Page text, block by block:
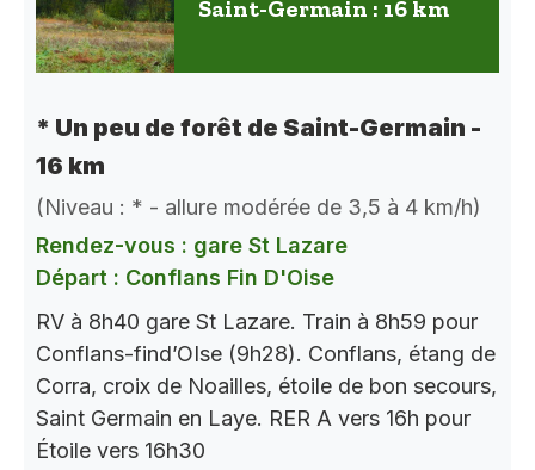
Saint-Germain : 16 km
* Un peu de forêt de Saint-Germain -
16 km
(Niveau : * - allure modérée de 3,5 à 4 km/h)
Rendez-vous : gare St Lazare
Départ : Conflans Fin D'Oise
RV à 8h40 gare St Lazare. Train à 8h59 pour
Conflans-find’OIse (9h28). Conflans, étang de
Corra, croix de Noailles, étoile de bon secours,
Saint Germain en Laye. RER A vers 16h pour
Étoile vers 16h30